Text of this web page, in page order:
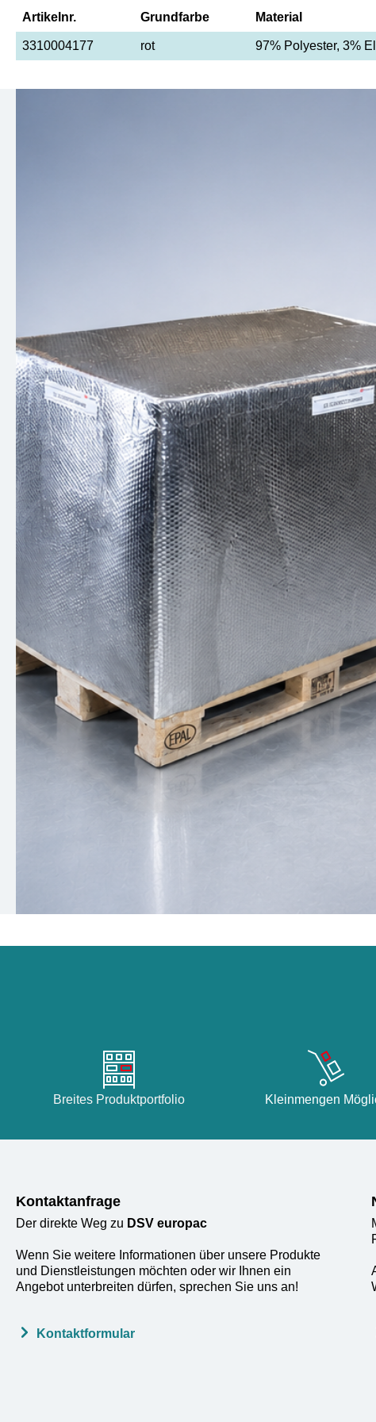
Artikelnr. Grundfarbe Material
3310004177 rot 97% Polyester, 3%
Breites Produktportfolio Kleinmengen
Kontaktanfrage
Der direkte Weg zu DSV europac
Wenn Sie weitere Informationen über unsere Produkte
und Dienstleistungen möchten oder wir Ihnen ein
Angebot unterbreiten dürfen, sprechen Sie uns an!
Kontaktformular